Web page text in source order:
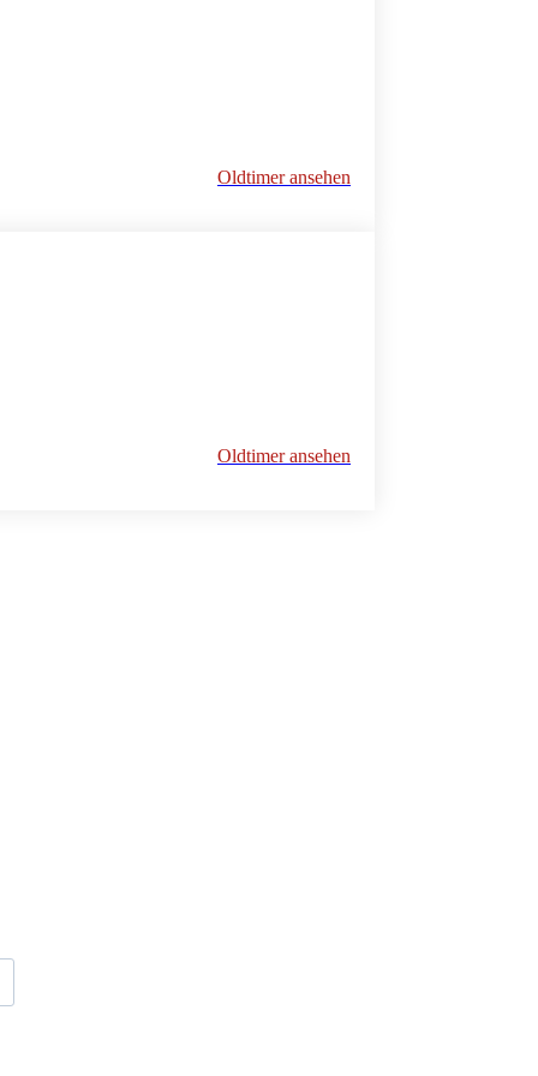
Oldtimer ansehen
Oldtimer ansehen